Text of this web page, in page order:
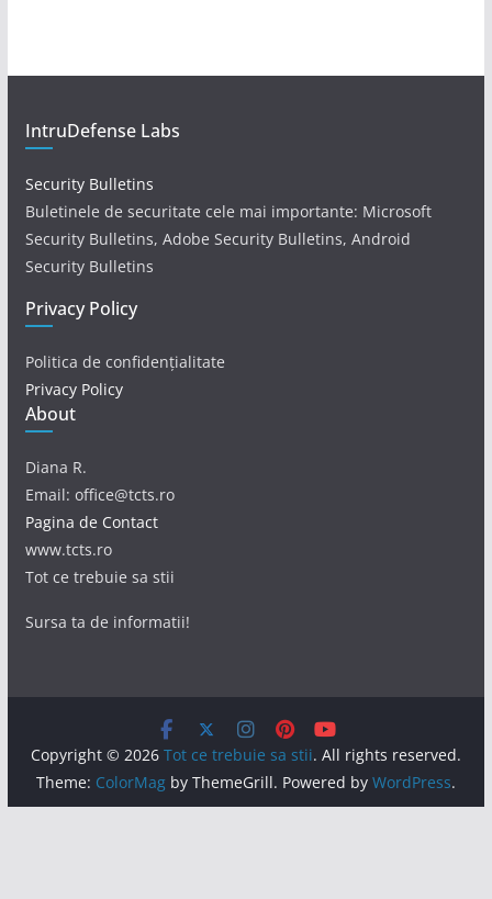
IntruDefense Labs
Security Bulletins
Buletinele de securitate cele mai importante: Microsoft
Security Bulletins, Adobe Security Bulletins, Android
Security Bulletins
Privacy Policy
Politica de confidențialitate
Privacy Policy
About
Diana R.
Email: office@tcts.ro
Pagina de Contact
www.tcts.ro
Tot ce trebuie sa stii
Sursa ta de informatii!
Copyright © 2026 Tot ce trebuie sa stii. All rights reserved.
Theme: ColorMagby ThemeGrill. Powered by WordPress.